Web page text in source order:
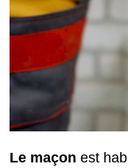
Le maçon est